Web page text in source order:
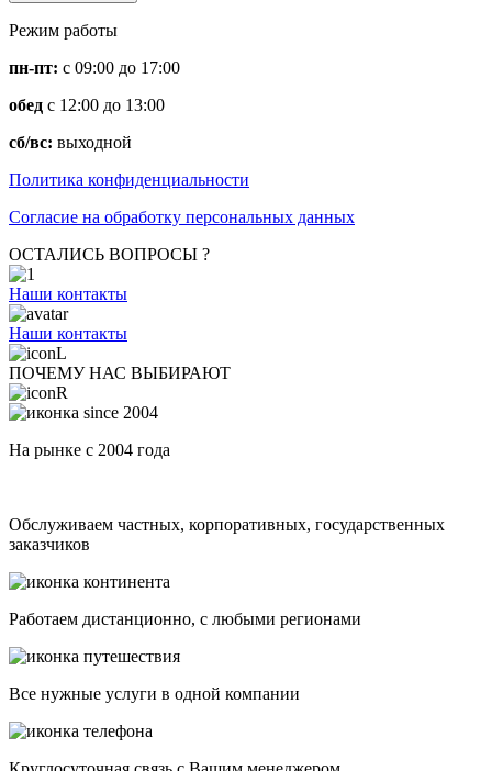
Режим работы
пн-пт: с 09:00 до 17:00
обед с 12:00 до 13:00
сб/вс: выходной
Политика конфиденциальности
Согласие на обработку персональных данных
ОСТАЛИСЬ ВОПРОСЫ ?
Наши контакты
Наши контакты
ПОЧЕМУ НАС ВЫБИРАЮТ
На рынке с 2004 года
Обслуживаем частных, корпоративных, государственных
заказчиков
Работаем дистанционно, с любыми регионами
Все нужные услуги в одной компании